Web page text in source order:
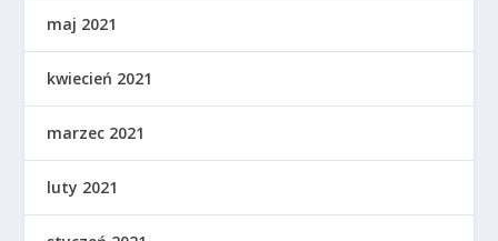
maj 2021
kwiecień 2021
marzec 2021
luty 2021